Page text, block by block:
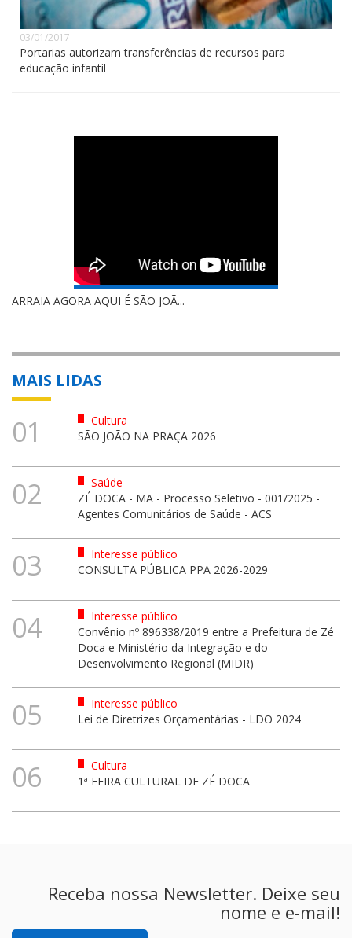
03/01/2017
Portarias autorizam transferências de recursos para
educação infantil
ABERTURA DA COPA VALBER COSTA ...
MAIS LIDAS
01
Cultura
SÃO JOÃO NA PRAÇA 2026
02
Saúde
ZÉ DOCA - MA - Processo Seletivo - 001/2025 -
Agentes Comunitários de Saúde - ACS
03
Interesse público
CONSULTA PÚBLICA PPA 2026-2029
04
Interesse público
Convênio nº 896338/2019 entre a Prefeitura de Zé
Doca e Ministério da Integração e do
Desenvolvimento Regional (MIDR)
05
Interesse público
Lei de Diretrizes Orçamentárias - LDO 2024
06
Cultura
1ª FEIRA CULTURAL DE ZÉ DOCA
Receba nossa Newsletter. Deixe seu
nome e e-mail!